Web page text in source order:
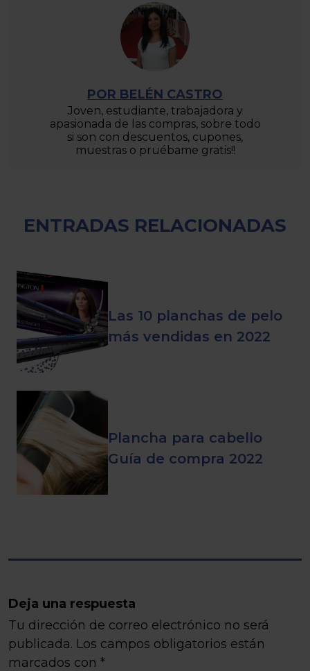
POR BELÉN CASTRO
Joven, estudiante, trabajadora y
apasionada de las compras, sobre todo
si son con descuentos, cupones,
muestras o pruébame gratis!!
ENTRADAS RELACIONADAS
Las 10 planchas de pelo
más vendidas en 2022
Plancha para cabello
Guía de compra 2022
Deja una respuesta
Tu dirección de correo electrónico no será
publicada. Los campos obligatorios están
marcados con *